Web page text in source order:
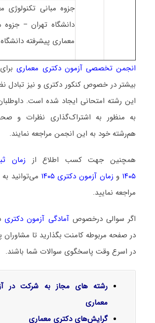
جزوه مبانی تکنولوژی
دانشگاه تهران – جزوه
معماری پیشرفته
انجمن تخصصی آزمون دکتری معماری
بیشتر در خصوص کنکور دکتری و نیز تبادل
این رشته امتحانی ایجاد شده است.
به منظور به اشتراک‌گذاری نظرات و
هم‌رشته خود به این انجمن مراجعه نمایند.
همچنین جهت کسب اطلاع از زمان
۱۴۰۵ و زمان آزمون دکتری ۱۴۰۵
می‌توانید
مراجعه نمایید.
اگر سوالی درخصوصآمادگی آزمون دکتری
در صفحه مربوطه کامنت بگذارید تا
در اسرع وقت پاسخگوی سوالات شما باشند.
رشته های مجاز به شرکت در
معماری
گرایش‌های دکتری معماری